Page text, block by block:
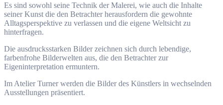
Es sind sowohl seine Technik der Malerei, wie auch die Inhalte
seiner Kunst die den Betrachter herausfordern die gewohnte
Alltagsperspektive zu verlassen und die eigene Weltsicht zu
hinterfragen.
Die ausdrucksstarken Bilder zeichnen sich durch lebendige,
farbenfrohe Bilderwelten aus, die den Betrachter zur
Eigeninterpretation ermuntern.
Im Atelier Turner werden die Bilder des Künstlers in wechselnden
Ausstellungen präsentiert.